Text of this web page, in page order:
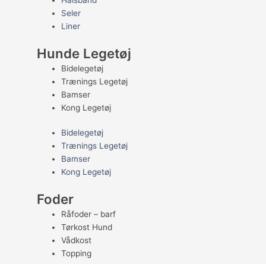
Seler
Liner
Hunde Legetøj
Bidelegetøj
Trænings Legetøj
Bamser
Kong Legetøj
Bidelegetøj
Trænings Legetøj
Bamser
Kong Legetøj
Foder
Råfoder – barf
Tørkost Hund
Vådkost
Topping